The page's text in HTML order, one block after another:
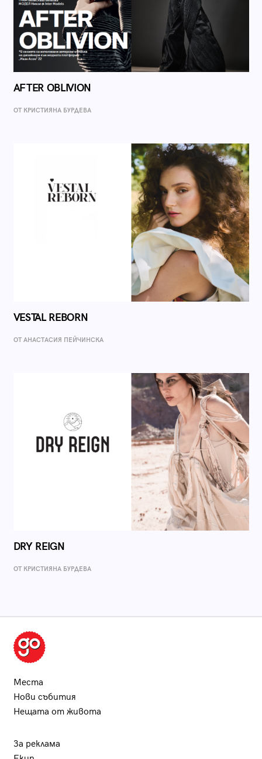
AFTER OBLIVION
ОТ КРИСТИЯНА БУРДЕВА
VESTAL REBORN
ОТ AНАСТАСИЯ ПЕЙЧИНСКА
DRY REIGN
ОТ КРИСТИЯНА БУРДЕВА
Места
Нови събития
Нещата от живота
За реклама